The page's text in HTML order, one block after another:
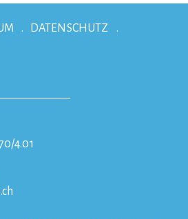
DATENSCHUTZ
4.01